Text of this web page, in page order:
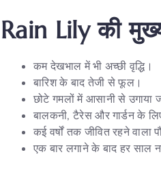
Rain Lily की
कम देखभाल में भी अच्छी वृद्धि।
बारिश के बाद तेजी से फूल।
छोटे गमलों में आसानी से उगाया
बालकनी, टैरेस और गार्डन के
कई वर्षों तक जीवित रहने वाला
एक बार लगाने के बाद हर साल